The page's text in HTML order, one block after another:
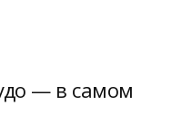
— в самом